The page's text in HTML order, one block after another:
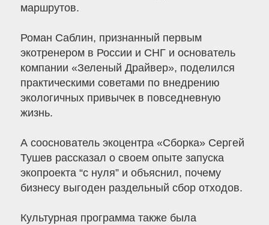
маршрутов.
Роман Саблин, признанный первым
экотренером в России и СНГ и основатель
компании «Зеленый Драйвер», поделился
практическими советами по внедрению
экологичных привычек в повседневную
жизнь.
А сооснователь экоцентра «Сборка» Сергей
Тушев рассказал о своем опыте запуска
экопроекта “с нуля” и объяснил, почему
бизнесу выгоден раздельный сбор отходов.
Культурная программа также была